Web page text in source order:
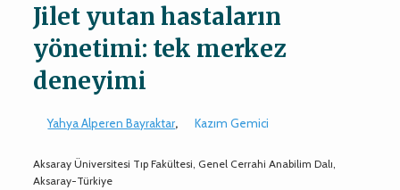
Jilet yutan hastaların
yönetimi: tek merkez
deneyimi
Yahya Alperen Bayraktar, Kazım Gemici
Aksaray Üniversitesi Tıp Fakültesi, Genel Cerrahi Anabilim Dalı,
Aksaray-Türkiye